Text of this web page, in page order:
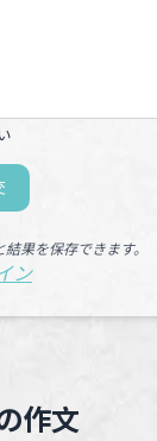
果を保存できます。
ン
作文